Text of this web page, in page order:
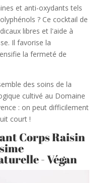
et anti-oxydants tels
? Ce cocktail de
libres et l'aide à
Il favorise la
la fermeté de
des soins de la
cultivé au Domaine
: on peut difficilement
court !
Corps Raisin
- Végan